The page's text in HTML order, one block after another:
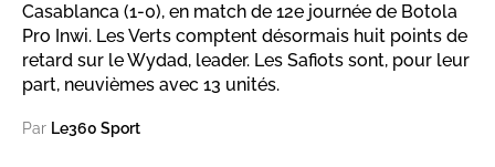
Casablanca (1-0), en match de 12e journée de Botola
Pro Inwi. Les Verts comptent désormais huit points de
retard sur le Wydad, leader. Les Safiots sont, pour leur
part, neuvièmes avec 13 unités.
Par Le360 Sport